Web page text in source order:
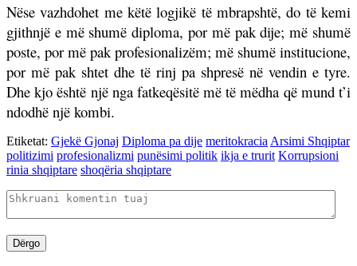
Nëse vazhdohet me këtë logjikë të mbrapshtë, do të kemi
gjithnjë e më shumë diploma, por më pak dije; më shumë
poste, por më pak profesionalizëm; më shumë institucione,
por më pak shtet dhe të rinj pa shpresë në vendin e tyre.
Dhe kjo është një nga fatkeqësitë më të mëdha që mund t’i
ndodhë një kombi.
Etiketat: Gjekë Gjonaj Diploma pa dije meritokracia Arsimi Shqiptar
politizimi profesionalizmi punësimi politik ikja e trurit Korrupsioni
rinia shqiptare shoqëria shqiptare
Dërgo